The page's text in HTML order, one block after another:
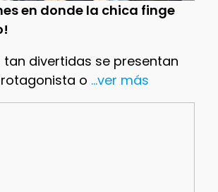
en donde la chica finge
tan divertidas se presentan
o ...ver más